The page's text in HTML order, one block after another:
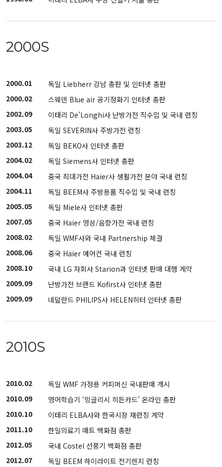
2000S
2000.01
독일 Liebherr 강남 총판 및 인터넷 총판
2000.02
스웨덴 Blue air 공기정화기 인터넷 총판
2002.09
이태리 De’Longhi사 난방가전 직수입 및 국내 런칭
2003.05
독일 SEVERIN사 주방가전 런칭
2003.12
독일 BEKO사 인터넷 총판
2004.02
독일 Siemens사 인터넷 총판
2004.04
중국 최대가전 Haier사 생활가전 분야 국내 런칭
2004.11
독일 BEEM사 주방용품 직수입 및 국내 런칭
2005.05
독일 Miele사 인터넷 총판
2007.05
중국 Haier 영상/음향가전 국내 런칭
2008.02
독일 WMF사와 국내 Partnership 체결
2008.06
중국 Haier 에어컨 국내 런칭
2008.10
국내 LG 자회사 Starion과 인터넷 판매 대행 계약
2009.09
난방가전 브랜드 Kofirst사 인터넷 총판
2009.09
네덜란드 PHILIPS사 HELEN히터 인터넷 총판
2010S
2010.02
독일 WMF 가정용 커피머신 국내판매 개시
2010.09
영어학습기 ‘잉글리시 히든카드’ 온라인 총판
2010.10
이태리 ELBA사와 한국시장 재런칭 계약
2011.10
한일의료기 매트 백화점 총판
2012.05
국내 Costel 선풍기 백화점 총판
2012.07
독일 BEEM 하이라이트 전기렌지 런칭